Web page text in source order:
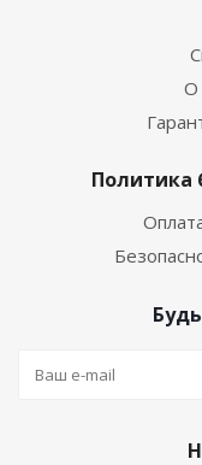
О
Политика